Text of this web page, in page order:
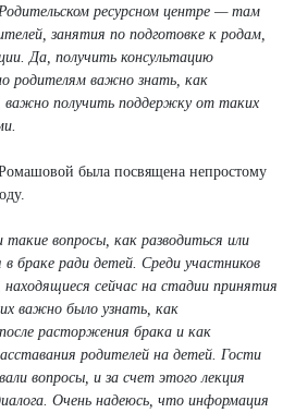
ресурсном центре — там
занятия по подготовке к родам,
Да, получить консультацию
родителям важно знать, как
важно получить поддержку от таких
была посвящена непростому
вопросы, как разводиться или
браке ради детей. Среди участников
находящиеся сейчас на стадии принятия
важно было узнать, как
расторжения брака и как
родителей на детей. Гости
вопросы, и за счет этого лекция
Очень надеюсь, что информация